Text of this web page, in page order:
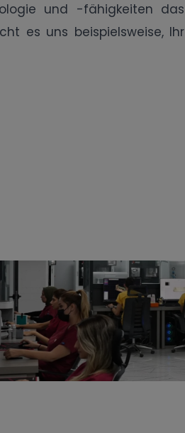
und -fähigkeiten das
es uns beispielsweise, Ihr